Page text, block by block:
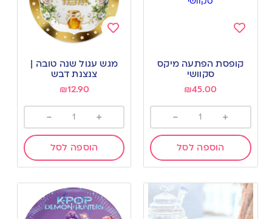
to
wishlist
קופסת הפתעה מיקס
סקוושי
₪45.00
+
-
הוספה לסל
to
wishlist
מגש עגול שנה טובה |
צנצנת דבש
₪12.90
+
-
הוספה לסל